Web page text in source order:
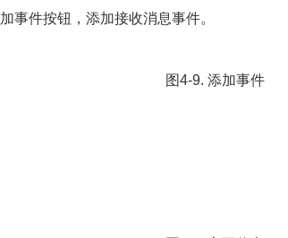
事件按钮，添加接收消息事件。
图4-9. 添加事件